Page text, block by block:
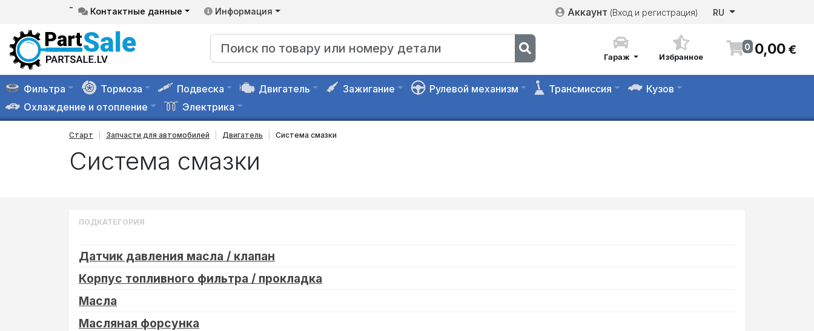
- Контактные данные Информация Аккаунт (Вход и регистрация) RU
Гараж Избранное
0 0,00 €
Фильтра Тормоза Подвеска Двигатель Зажигание Рулевой механизм Трансмиссия
Кузов
Охлаждение и отопление
Электрика
Старт Запчасти для автомобилей Двигатель Система смазки
Система смазки
ПОДКАТЕГОРИЯ
Датчик давления масла / клапан
Корпус топливного фильтра / прокладка
Масла
Масляная форсунка